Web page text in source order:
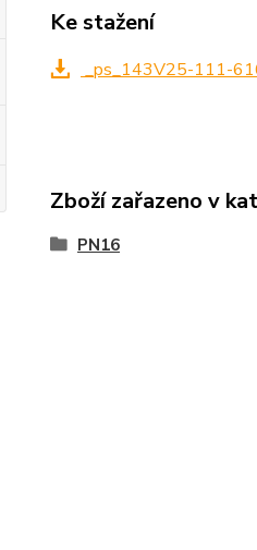
Ke stažení
_ps_143V25-111-
Zboží zařazeno v
PN16